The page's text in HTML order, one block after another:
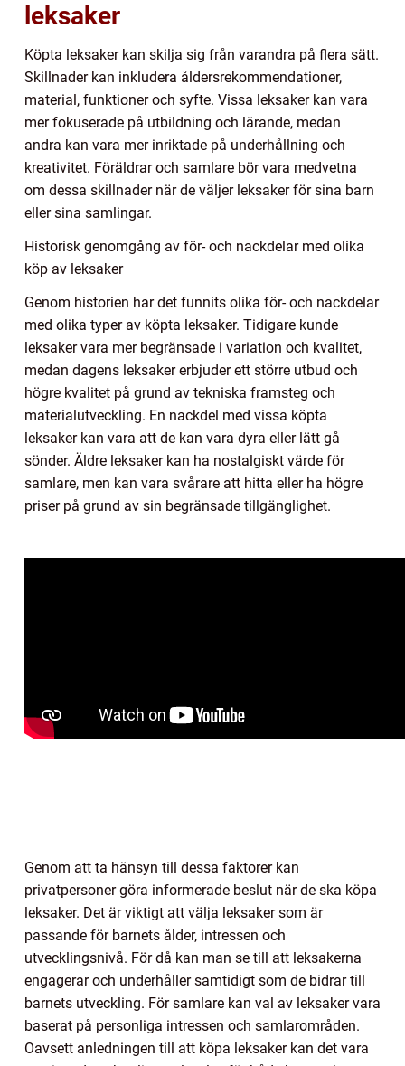
leksaker
Köpta leksaker kan skilja sig från varandra på flera sätt.
Skillnader kan inkludera åldersrekommendationer,
material, funktioner och syfte. Vissa leksaker kan vara
mer fokuserade på utbildning och lärande, medan
andra kan vara mer inriktade på underhållning och
kreativitet. Föräldrar och samlare bör vara medvetna
om dessa skillnader när de väljer leksaker för sina barn
eller sina samlingar.
Historisk genomgång av för- och nackdelar med olika
köp av leksaker
Genom historien har det funnits olika för- och nackdelar
med olika typer av köpta leksaker. Tidigare kunde
leksaker vara mer begränsade i variation och kvalitet,
medan dagens leksaker erbjuder ett större utbud och
högre kvalitet på grund av tekniska framsteg och
materialutveckling. En nackdel med vissa köpta
leksaker kan vara att de kan vara dyra eller lätt gå
sönder. Äldre leksaker kan ha nostalgiskt värde för
samlare, men kan vara svårare att hitta eller ha högre
priser på grund av sin begränsade tillgänglighet.
Genom att ta hänsyn till dessa faktorer kan
privatpersoner göra informerade beslut när de ska köpa
leksaker. Det är viktigt att välja leksaker som är
passande för barnets ålder, intressen och
utvecklingsnivå. För då kan man se till att leksakerna
engagerar och underhåller samtidigt som de bidrar till
barnets utveckling. För samlare kan val av leksaker vara
baserat på personliga intressen och samlarområden.
Oavsett anledningen till att köpa leksaker kan det vara